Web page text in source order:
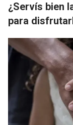
¿Servís bien
para